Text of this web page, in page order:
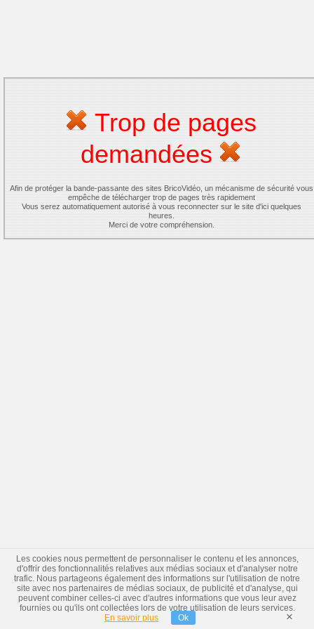
Trop de pages
demandées
Afin de protéger la bande-passante des sites BricoVidéo, un mécanisme de sécurité vous
empêche de télécharger trop de pages très rapidement
Vous serez automatiquement autorisé à vous reconnecter sur le site d'ici quelques
heures.
Merci de votre compréhension.
Les cookies nous permettent de personnaliser le contenu et les annonces,
d'offrir des fonctionnalités relatives aux médias sociaux et d'analyser notre
trafic. Nous partageons également des informations sur l'utilisation de notre
site avec nos partenaires de médias sociaux, de publicité et d'analyse, qui
peuvent combiner celles-ci avec d'autres informations que vous leur avez
fournies ou qu'ils ont collectées lors de votre utilisation de leurs services.
En savoir plus
Ok ×